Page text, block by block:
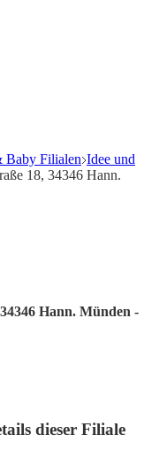
Baby Filialen Idee und
18, 34346 Hann.
Hann. Münden -
dieser Filiale